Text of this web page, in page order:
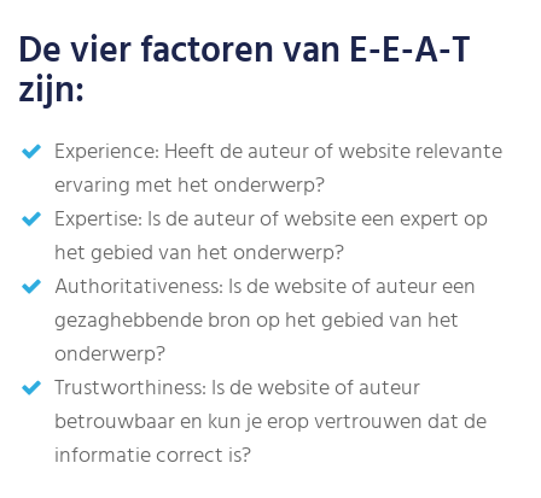
De vier factoren van E-E-A-T
zijn:
Experience: Heeft de auteur of website relevante
ervaring met het onderwerp?
Expertise: Is de auteur of website een expert op
het gebied van het onderwerp?
Authoritativeness: Is de website of auteur een
gezaghebbende bron op het gebied van het
onderwerp?
Trustworthiness: Is de website of auteur
betrouwbaar en kun je erop vertrouwen dat de
informatie correct is?